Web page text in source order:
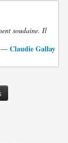
soudaine. Il
— Claudie Gallay